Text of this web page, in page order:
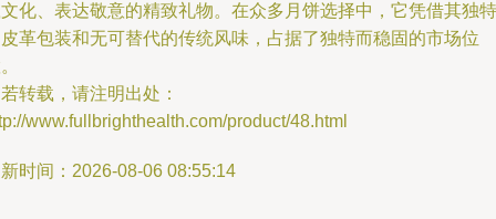
化、表达敬意的精致礼物。在众多月饼选择中，它凭借其独特
革包装和无可替代的传统风味，占据了独特而稳固的市场位
转载，请注明出处：
www.fullbrighthealth.com/product/48.html
时间：2026-08-06 08:55:14